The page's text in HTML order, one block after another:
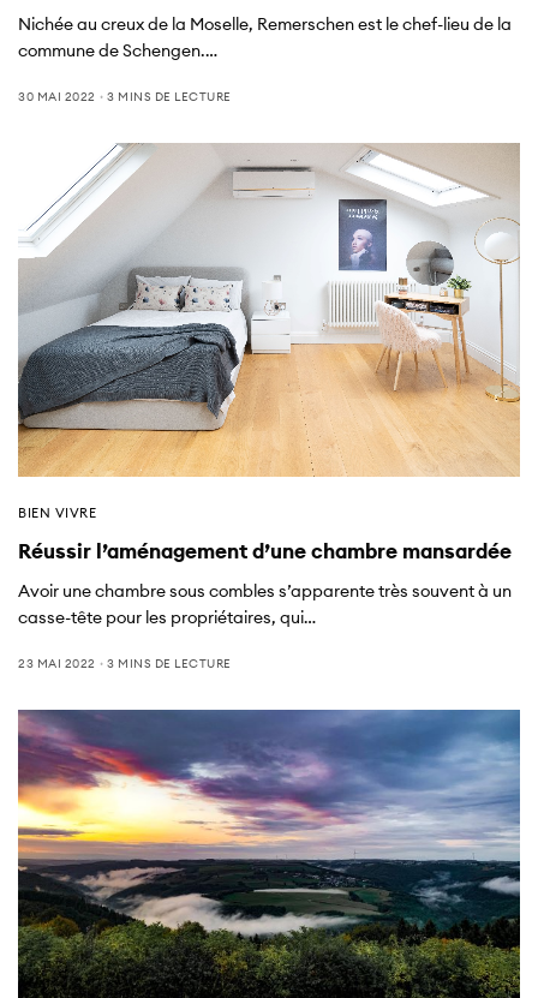
Nichée au creux de la Moselle, Remerschen est le chef-lieu de la
commune de Schengen.…
30 MAI 2022 3 MINS DE LECTURE
BIEN VIVRE
Réussir l’aménagement d’une chambre mansardée
Avoir une chambre sous combles s’apparente très souvent à un
casse-tête pour les propriétaires, qui…
23 MAI 2022 3 MINS DE LECTURE